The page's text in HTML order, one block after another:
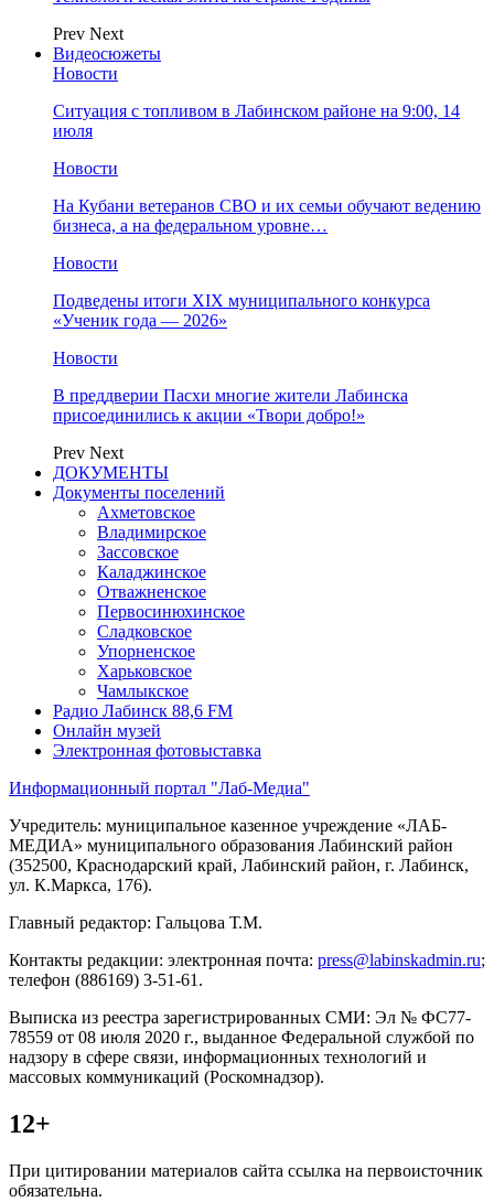
Prev Next
Видеосюжеты
Новости
Ситуация с топливом в Лабинском районе на 9:00, 14
июля
Новости
На Кубани ветеранов СВО и их семьи обучают ведению
бизнеса, а на федеральном уровне…
Новости
Подведены итоги XIX муниципального конкурса
«Ученик года — 2026»
Новости
В преддверии Пасхи многие жители Лабинска
присоединились к акции «Твори добро!»
Prev Next
ДОКУМЕНТЫ
Документы поселений
Ахметовское
Владимирское
Зассовское
Каладжинское
Отважненское
Первосинюхинское
Сладковское
Упорненское
Харьковское
Чамлыкское
Радио Лабинск 88,6 FM
Онлайн музей
Электронная фотовыставка
Информационный портал "Лаб-Медиа"
Учредитель: муниципальное казенное учреждение «ЛАБ-
МЕДИА» муниципального образования Лабинский район
(352500, Краснодарский край, Лабинский район, г. Лабинск,
ул. К.Маркса, 176).
Главный редактор: Гальцова Т.М.
Контакты редакции: электронная почта: press@labinskadmin.ru;
телефон (886169) 3-51-61.
Выписка из реестра зарегистрированных СМИ: Эл № ФС77-
78559 от 08 июля 2020 г., выданное Федеральной службой по
надзору в сфере связи, информационных технологий и
массовых коммуникаций (Роскомнадзор).
12+
При цитировании материалов сайта ссылка на первоисточник
обязательна.